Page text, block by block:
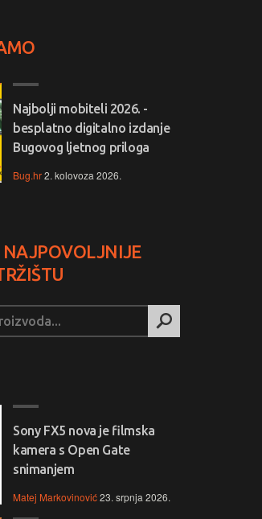
Najbolji mobiteli 2026. -
besplatno digitalno izdanje
Bugovog ljetnog priloga
Bug.hr2. kolovoza 2026.
Sony FX5 nova je filmska
kamera s Open Gate
snimanjem
Matej Markovinović23. srpnja 2026.